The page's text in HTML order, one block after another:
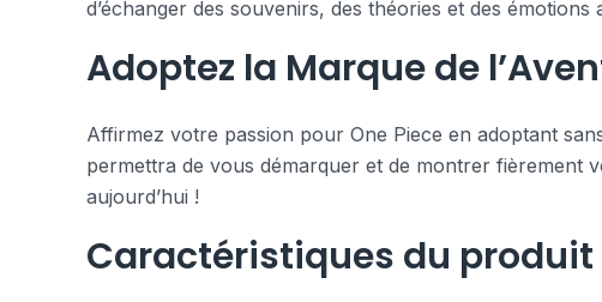
d’échanger des souvenirs, des théories et des
Adoptez la Marque de
Affirmez votre passion pour One Piece en adoptant
permettra de vous démarquer et de montrer fièrement
aujourd’hui !
Caractéristiques du produit